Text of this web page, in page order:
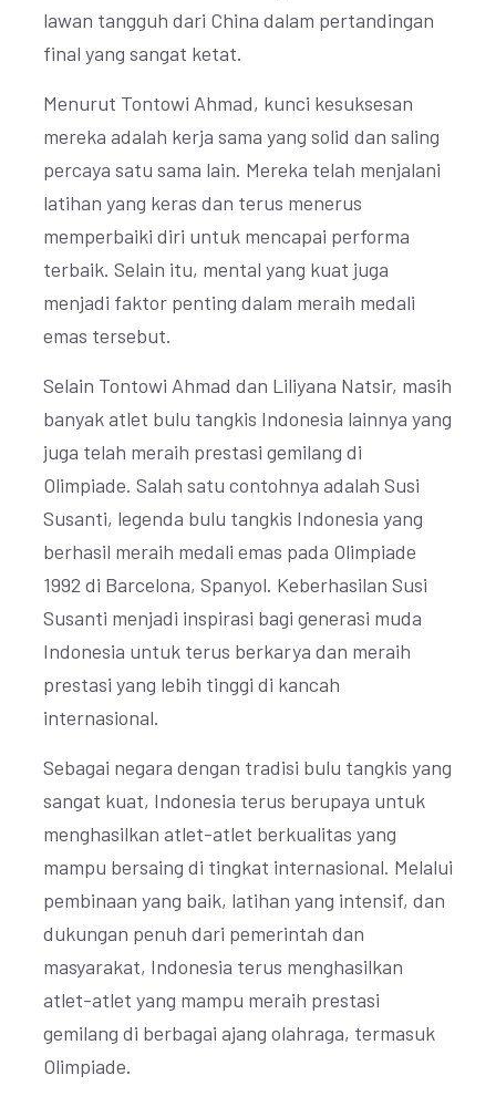
lawan tangguh dari China dalam pertandingan
final yang sangat ketat.
Menurut Tontowi Ahmad, kunci kesuksesan
mereka adalah kerja sama yang solid dan saling
percaya satu sama lain. Mereka telah menjalani
latihan yang keras dan terus menerus
memperbaiki diri untuk mencapai performa
terbaik. Selain itu, mental yang kuat juga
menjadi faktor penting dalam meraih medali
emas tersebut.
Selain Tontowi Ahmad dan Liliyana Natsir, masih
banyak atlet bulu tangkis Indonesia lainnya yang
juga telah meraih prestasi gemilang di
Olimpiade. Salah satu contohnya adalah Susi
Susanti, legenda bulu tangkis Indonesia yang
berhasil meraih medali emas pada Olimpiade
1992 di Barcelona, Spanyol. Keberhasilan Susi
Susanti menjadi inspirasi bagi generasi muda
Indonesia untuk terus berkarya dan meraih
prestasi yang lebih tinggi di kancah
internasional.
Sebagai negara dengan tradisi bulu tangkis yang
sangat kuat, Indonesia terus berupaya untuk
menghasilkan atlet-atlet berkualitas yang
mampu bersaing di tingkat internasional. Melalui
pembinaan yang baik, latihan yang intensif, dan
dukungan penuh dari pemerintah dan
masyarakat, Indonesia terus menghasilkan
atlet-atlet yang mampu meraih prestasi
gemilang di berbagai ajang olahraga, termasuk
Olimpiade.